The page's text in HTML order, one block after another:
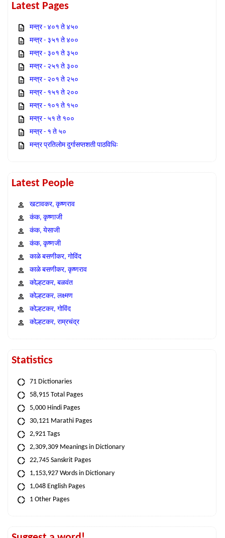
Latest Pages
मन्त्र - ४०१ ते ४५०
मन्त्र - ३५१ ते ४००
मन्त्र - ३०१ ते ३५०
मन्त्र - २५१ ते ३००
मन्त्र - २०१ ते २५०
मन्त्र - १५१ ते २००
मन्त्र - १०१ ते १५०
मन्त्र - ५१ ते १००
मन्त्र - १ ते ५०
मन्त्र प्रतिलोम दुर्गासप्तशती पाठविधिः
Latest People
खटावकर, कृष्णराव
कंक, कृष्णाजी
कंक, येसाजी
कंक, कृष्णजी
काळे बसणीकर, गोविंद
काळे बसणीकर, कृष्णराव
कोल्हटकर, बळवंत
कोल्हटकर, लक्ष्मण
कोल्हटकर, गोविंद
कोल्हटकर, राम्रचंद्र
Statistics
71 Dictionaries
58,915 Total Pages
5,000 Hindi Pages
30,121 Marathi Pages
2,921 Tags
2,309,309 Meanings in Dictionary
22,745 Sanskrit Pages
1,153,927 Words in Dictionary
1,048 English Pages
1 Other Pages